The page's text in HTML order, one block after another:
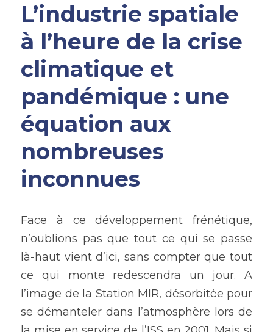
L’industrie spatiale
à l’heure de la crise
climatique et
pandémique : une
équation aux
nombreuses
inconnues
Face à ce développement frénétique,
n’oublions pas que tout ce qui se passe
là-haut vient d’ici, sans compter que tout
ce qui monte redescendra un jour. A
l’image de la Station MIR, désorbitée pour
se démanteler dans l’atmosphère lors de